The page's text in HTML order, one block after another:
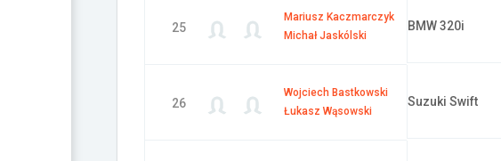
25
Mariusz Kaczmarczyk
Michał Jaskólski
BMW 320i
26
Wojciech Bastkowski
Łukasz Wąsowski
Suzuki Swift